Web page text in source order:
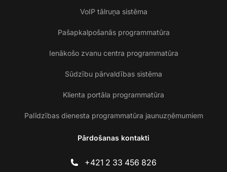
VoIP tālruņa sistēma
Pašapkalpošanās programmatūra
Ienākošo zvanu centra programmatūra
Sūdzību pārvaldības sistēma
Klienta portāla programmatūra
Palīdzības dienesta programmatūra jaunuzņēmumiem
Pārdošanas kontakti
+421 2 33 456 826